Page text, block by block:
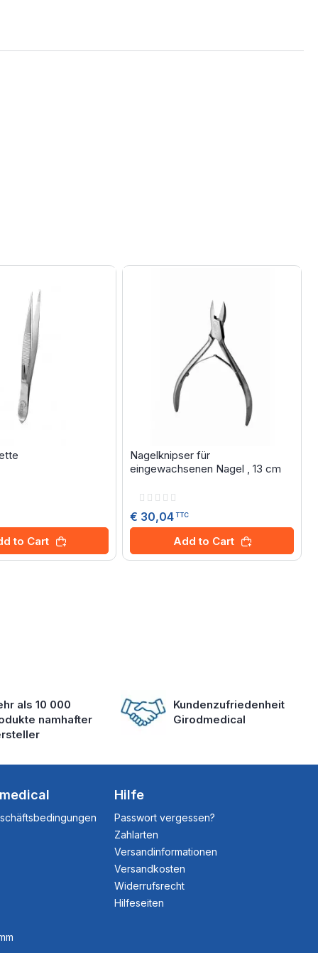
to Cart
Nagelknipser für
eingewachsenen Nagel , 13 cm
Rating:
€ 30,04TTC
Add to Cart
als 10 000
namhafter
Kundenzufriedenheit
Girodmedical
Hilfe
Passwort vergessen?
Zahlarten
Versandinformationen
Versandkosten
Widerrufsrecht
Hilfeseiten